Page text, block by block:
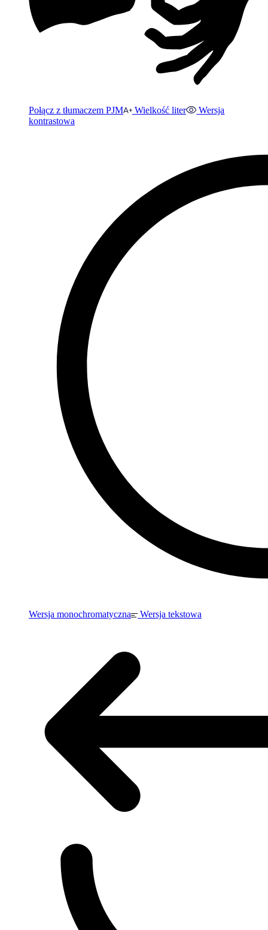
Połącz z tłumaczem PJM Wielkość liter
Wersja
kontrastowa
Wersja monochromatyczna Wersja tekstowa